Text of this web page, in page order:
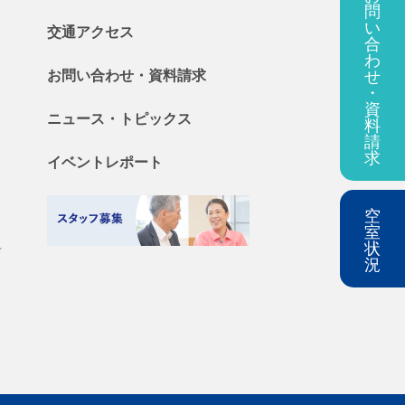
問
い
合
わ
せ
・
資
料
請
求
空
室
状
況
交通アクセス
お問い合わせ・ 資料請求
ニュース・ トピックス
イベントレポート